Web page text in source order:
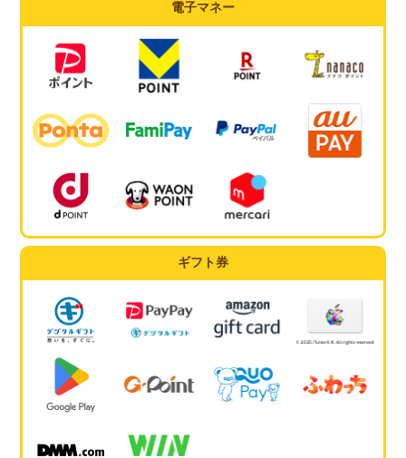
電子マネー
ギフト券